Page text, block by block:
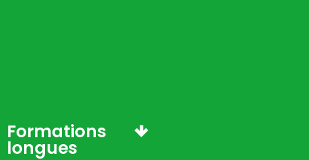
Espace presse
Formations
longues